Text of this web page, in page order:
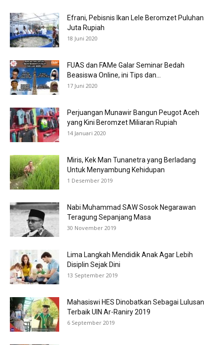
Efrani, Pebisnis Ikan Lele Beromzet Puluhan
Juta Rupiah
18 Juni 2020
FUAS dan FAMe Galar Seminar Bedah
Beasiswa Online, ini Tips dan...
17 Juni 2020
Perjuangan Munawir Bangun Peugot Aceh
yang Kini Beromzet Miliaran Rupiah
14 Januari 2020
Miris, Kek Man Tunanetra yang Berladang
Untuk Menyambung Kehidupan
1 Desember 2019
Nabi Muhammad SAW Sosok Negarawan
Teragung Sepanjang Masa
30 November 2019
Lima Langkah Mendidik Anak Agar Lebih
Disiplin Sejak Dini
13 September 2019
Mahasiswi HES Dinobatkan Sebagai Lulusan
Terbaik UIN Ar-Raniry 2019
6 September 2019